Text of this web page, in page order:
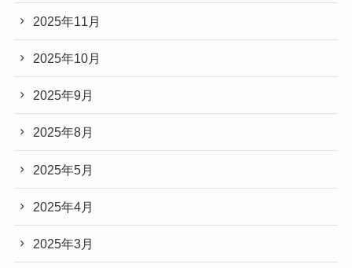
2025年11月
2025年10月
2025年9月
2025年8月
2025年5月
2025年4月
2025年3月